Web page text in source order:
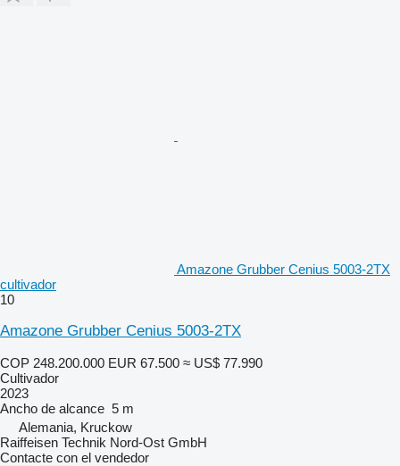
Amazone Grubber Cenius 5003-2TX
cultivador
10
Amazone Grubber Cenius 5003-2TX
COP 248.200.000 EUR 67.500 ≈ US$ 77.990
Cultivador
2023
Ancho de alcance 5 m
Alemania, Kruckow
Raiffeisen Technik Nord-Ost GmbH
Contacte con el vendedor